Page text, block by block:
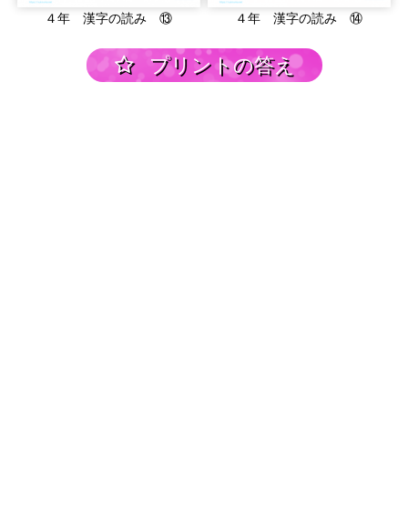
４年 漢字の読み ⑬ ４年 漢字の読み ⑭
プリントの答え